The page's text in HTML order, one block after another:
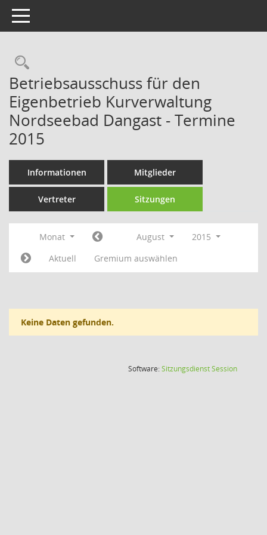
Toggle navigation
Rechercheauswahl
Betriebsausschuss für den
Eigenbetrieb Kurverwaltung
Nordseebad Dangast - Termine
2015
Informationen Mitglieder
Vertreter Sitzungen
Monat August
2015
Aktuell
Gremium auswählen
Keine Daten gefunden.
Software:SitzungsdienstSession(Wird in